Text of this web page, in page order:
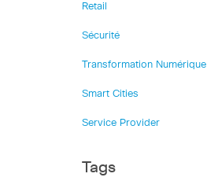
Retail
Sécurité
Transformation Numérique
Smart Cities
Service Provider
Tags